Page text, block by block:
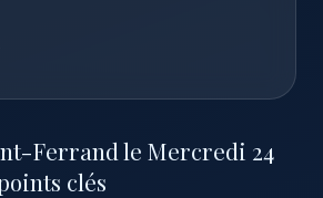
Ferrand le Mercredi 24
clés